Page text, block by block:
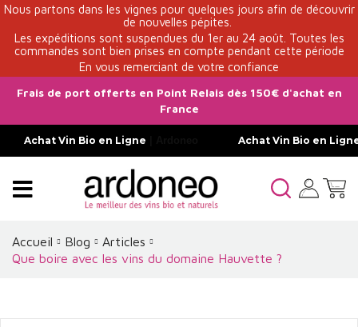
Nous partons dans les vignes pour quelques jours afin de découvrir
de nouvelles pépites.
Les expéditions sont suspendues du 1er au 24 août. Toutes les
commandes sont bien prises en compte pendant cette période
En vous remerciant de votre confiance
Frais de port offerts en Point Relais dès 150€ d'achat en
France
Achat Vin Bio en Ligne Achat Vin Bio en
Accueil Blog
Articles
Que boire avec les vins du domaine Hauvette ?